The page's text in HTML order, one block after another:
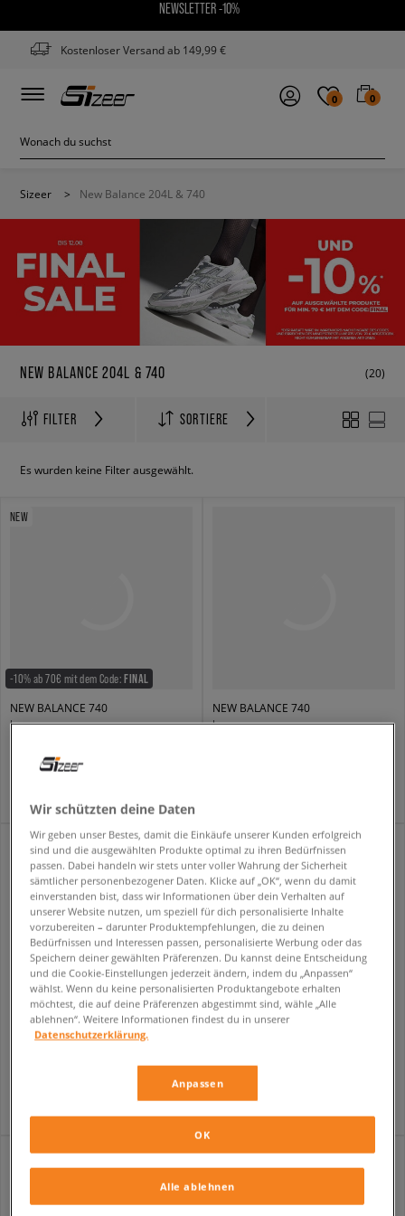
NEWSLETTER -10%
Kostenloser Versand ab 149,99 €
0 0
Sizeer > New Balance 204L & 740
NEW BALANCE 204L & 740 (20)
FILTER SORTIERE
Es wurden keine Filter ausgewählt.
NEW
-10% ab 70€ mit dem Code:FINAL
NEW BALANCE 740
herren
NEW BALANCE 740
herren
NEW BALANCE U204L
Wir schützten deine Daten
Wir geben unser Bestes, damit die Einkäufe unserer Kunden erfolgreich
sind und die ausgewählten Produkte optimal zu ihren Bedürfnissen
passen. Dabei handeln wir stets unter voller Wahrung der Sicherheit
sämtlicher personenbezogener Daten. Klicke auf „OK“, wenn du damit
einverstanden bist, dass wir Informationen über dein Verhalten auf
unserer Website nutzen, um speziell für dich personalisierte Inhalte
vorzubereiten – darunter Produktempfehlungen, die zu deinen
Bedürfnissen und Interessen passen, personalisierte Werbung oder das
Speichern deiner gewählten Präferenzen. Du kannst deine Entscheidung
und die Cookie-Einstellungen jederzeit ändern, indem du „Anpassen“
wählst. Wenn du keine personalisierten Produktangebote erhalten
möchtest, die auf deine Präferenzen abgestimmt sind, wähle „Alle
ablehnen“. Weitere Informationen findest du in unserer
Datenschutzerklärung.
Anpassen
Alle ablehnen
OK